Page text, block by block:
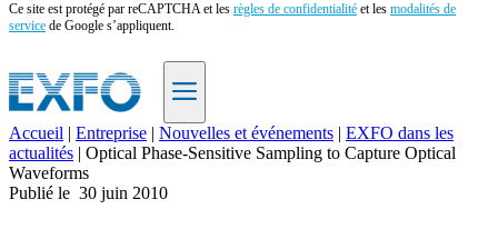
Ce site est protégé par reCAPTCHA et les règles de confidentialité et les modalités de
service de Google s’appliquent.
FR
Produits
Accueil | Entreprise | Nouvelles et événements | EXFO dans les
actualités | Optical Phase-Sensitive Sampling to Capture Optical
Waveforms
Publié le 30 juin 2010